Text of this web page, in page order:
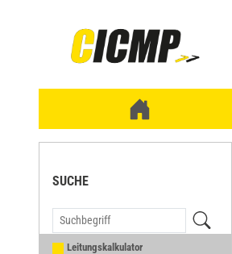
SUCHE
Leitungskalkulator